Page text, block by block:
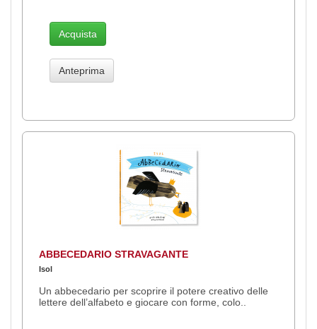
Acquista
Anteprima
ABBECEDARIO STRAVAGANTE
Isol
Un abbecedario per scoprire il potere creativo delle
lettere dell’alfabeto e giocare con forme, colo..